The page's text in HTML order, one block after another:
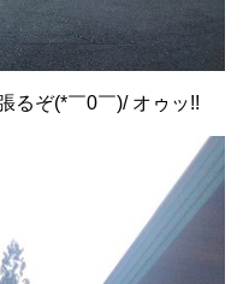
るぞ(*￣0￣)/ オゥッ!!